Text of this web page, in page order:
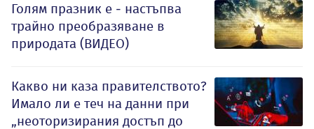
Голям празник е - настъпва
трайно преобразяване в
природата (ВИДЕО)
Какво ни каза правителството?
Имало ли е теч на данни при
„неоторизирания достъп до